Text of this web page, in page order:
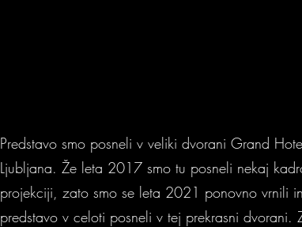
Predstavo smo posneli v veliki dvorani Grand
Ljubljana. Že leta 2017 smo tu posneli nekaj
projekciji, zato smo se leta 2021 ponovno vrnili in
predstavo v celoti posneli v tej prekrasni dvorani.